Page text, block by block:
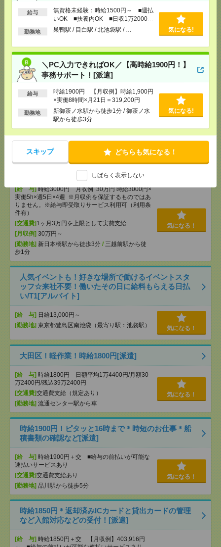
給与
無資格未経験：時給1500円～ ■週払
いOK ■扶養内OK ■日収1万2000円
以上
勤務地 巣鴨駅 / 目白駅 / 北池袋駅 / … 気になる!
＼PC入力できればOK／【高時給1900円！】
事務サポート！[派遣]
給与
時給1900円 【月収例】時給1,900円
×実働8時間×月21日＝319,200円
勤務地
新御茶ノ水駅から徒歩1分 / 御茶ノ水
駅から徒歩3分
気になる!
スキップ どちらも気になる！
しばらく表示しない
時給1900円 【月収例】時給1,900円×実
働8時間×月21日＝319,200円
[勤務地]新御茶ノ水駅から徒歩1分
気になる！
おだやか環境Good！団体での事務のお仕事！1870円
[派遣]
[給 与]時給1870円 月収例 243,100円
全額支給
[月収例] 20～25万円
[勤務地]白金高輪駅から徒歩5分/泉岳寺駅から徒
歩7分
【在宅勤務OK】時給3000円！10～16時＊残業ほぼな
し▼新日本橋で一般事務[派遣]
[給 与]時給3000円 月収例 30万円 時給3000円×
実働5h×週5日×4週 ※月収例を保証するものではあ
りません。※給与即受取りサービス利用可（利用条
件有）
[交通費] 1ヶ月3万円を上限として実費支給
[月収例] 30万円～
[勤務地] 新日本橋駅から徒歩3分 / 三越前駅から徒
歩1分
気になる！
人気イベントも！好きな場所で働けるイベントスタ
ッフ☆来社不要！働いたその日に給料もらえる日払
い/T1[アルバイト]
[給 与] 日給13,000円～
[勤務地] 東京都豊島区南池袋（最寄り駅：池袋駅） 気になる！
大田区！軽作業！時給1800円[派遣]
[給 与] 時給1800円 日額平均1万4400円/月額30
万2400円/残込39万2400円
[交通費]交通費支給（規定あり）
[勤務地] 流通センター駅から車
気になる！
時給1900円！ピタッと16時まで＊時短のお仕事＊船
積書類の確認など[派遣]
[給 与] 時給1900円＋交 ■給与の前払いが可能な
速払いサービスあり
[交通費]交通費支給あり
[勤務地] 品川駅から徒歩5分
気になる！
時給1850円＊返却済みICカードと貸出カードの管理
など入館対応などの受付！[派遣]
[給 与] 時給1850円＋交 【月収例】403,916円